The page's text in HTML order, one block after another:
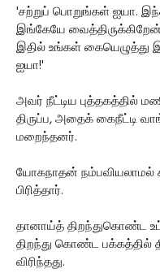
'சற்றுப் பொறுங்கள் ஐயா.
இங்கேயே
இதில் உங்கள் கையெழுத்து
ஐயா!'
அவர் நீட்டிய புத்தகத்தில்
திருப்ப, அதைக் கைநீட்டி
மறைந்தனர்.
யோகநாதன் நம்பவியலாமல்
பிரித்தார்.
தானாய்த் திறந்துகொண்ட
திறந்து கொண்ட பக்கத்தில்
விரிந்தது.